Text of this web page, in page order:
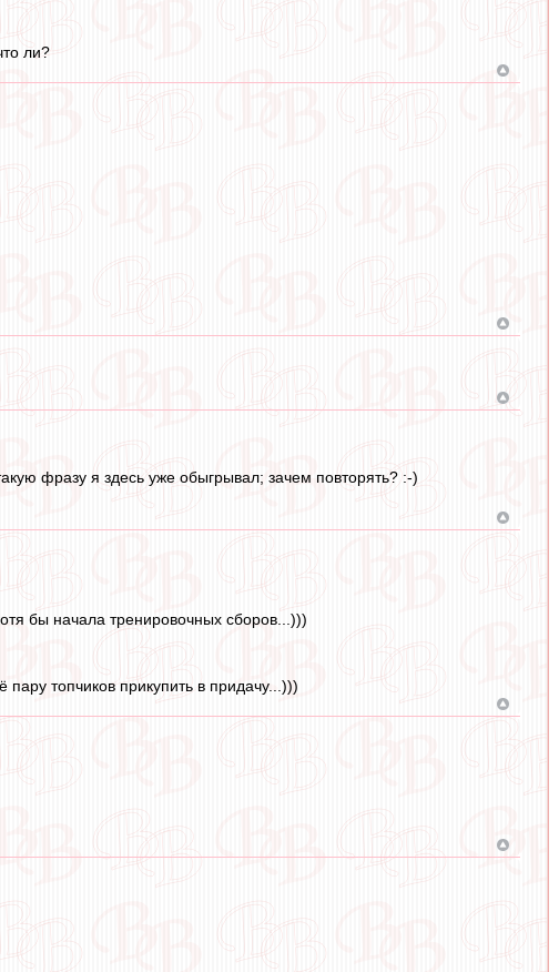
ли?
фразу я здесь уже обыгрывал; зачем повторять? :-)
бы начала тренировочных сборов...)))
топчиков прикупить в придачу...)))